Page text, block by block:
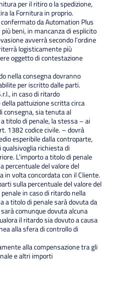
per il ritiro o la spedizione,
la Fornitura in proprio.
da Automation Plus
beni, in mancanza di esplicito
avverrà secondo l’ordine
logisticamente più
oggetto di contestazione
nella consegna dovranno
per iscritto dalle parti.
in caso di ritardo
della pattuizione scritta circa
consegna, sia tenuta al
titolo di penale, la stessa – ai
1382 codice civile. – dovrà
esperibile dalla controparte,
richiesta di
L’importo a titolo di penale
percentuale del valore del
in volta concordata con il Cliente.
sulla percentuale del valore del
in caso di ritardo nella
a titolo di penale sarà dovuta da
comunque dovuta alcuna
il ritardo sia dovuto a causa
alla sfera di controllo di
alla compensazione tra gli
e altri importi